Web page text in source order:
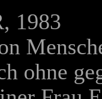
1983
ohne